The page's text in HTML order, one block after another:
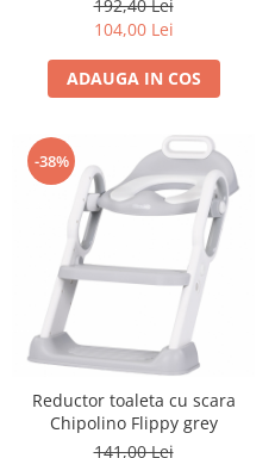
PolarB by Viga
Progarden
Prosperplast
Purple Cow
Raduka
Ravensburger
Schmidt
Sequin Art
Silverlit
Simba
Smoby
Spin Master
192,40 Lei
104,00 Lei
ADAUGA IN COS
-38%
Reductor toaleta cu scara
Chipolino Flippy grey
141,00 Lei